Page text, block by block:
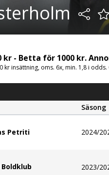
kr - Betta för 1000 kr.
kr insättning, oms. 6x, min. 1,8 i
Säsong
Petriti 2024/
2023/